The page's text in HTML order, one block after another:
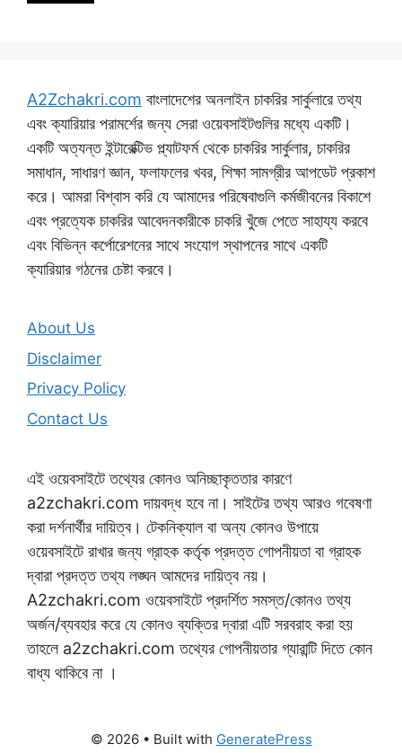
A2Zchakri.com বাংলাদেশের অনলাইন চাকরির সার্কুলারে তথ্য
এবং ক্যারিয়ার পরামর্শের জন্য সেরা ওয়েবসাইটগুলির মধ্যে একটি।
একটি অত্যন্ত ইন্টারেক্টিভ প্ল্যাটফর্ম থেকে চাকরির সার্কুলার, চাকরির
সমাধান, সাধারণ জ্ঞান, ফলাফলের খবর, শিক্ষা সামগ্রীর আপডেট প্রকাশ
করে। আমরা বিশ্বাস করি যে আমাদের পরিষেবাগুলি কর্মজীবনের বিকাশে
এবং প্রত্যেক চাকরির আবেদনকারীকে চাকরি খুঁজে পেতে সাহায্য করবে
এবং বিভিন্ন কর্পোরেশনের সাথে সংযোগ স্থাপনের সাথে একটি
ক্যারিয়ার গঠনের চেষ্টা করবে।
About Us
Disclaimer
Privacy Policy
Contact Us
এই ওয়েবসাইটে তথ্যের কোনও অনিচ্ছাকৃততার কারণে
a2zchakri.com দায়বদ্ধ হবে না। সাইটের তথ্য আরও গবেষণা
করা দর্শনার্থীর দায়িত্ব। টেকনিক্যাল বা অন্য কোনও উপায়ে
ওয়েবসাইটে রাখার জন্য গ্রাহক কর্তৃক প্রদত্ত গোপনীয়তা বা গ্রাহক
দ্বারা প্রদত্ত তথ্য লঙ্ঘন আমদের দায়িত্ব নয়।
A2zchakri.com ওয়েবসাইটে প্রদর্শিত সমস্ত/কোনও তথ্য
অর্জন/ব্যবহার করে যে কোনও ব্যক্তির দ্বারা এটি সরবরাহ করা হয়
তাহলে a2zchakri.com তথ্যের গোপনীয়তার গ্যারান্টি দিতে কোন
বাধ্য থাকিবে না ।
© 2026 • Built with GeneratePress